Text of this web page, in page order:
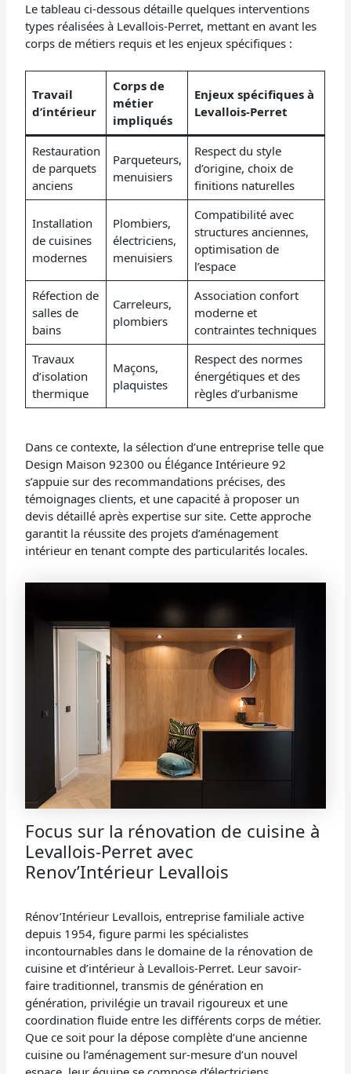
Le tableau ci-dessous détaille quelques interventions
types réalisées à Levallois-Perret, mettant en avant les
corps de métiers requis et les enjeux spécifiques :
Travail
d’intérieur
Corps de
métier
impliqués
Enjeux spécifiques à
Levallois-Perret
Restauration
de parquets
anciens
Parqueteurs,
menuisiers
Respect du style
d’origine, choix de
finitions naturelles
Installation
de cuisines
modernes
Plombiers,
électriciens,
menuisiers
Compatibilité avec
structures anciennes,
optimisation de
l’espace
Réfection de
salles de
bains
Carreleurs,
plombiers
Association confort
moderne et
contraintes techniques
Travaux
d’isolation
thermique
Maçons,
plaquistes
Respect des normes
énergétiques et des
règles d’urbanisme
Dans ce contexte, la sélection d’une entreprise telle que
Design Maison 92300 ou Élégance Intérieure 92
s’appuie sur des recommandations précises, des
témoignages clients, et une capacité à proposer un
devis détaillé après expertise sur site. Cette approche
garantit la réussite des projets d’aménagement
intérieur en tenant compte des particularités locales.
Focus sur la rénovation de cuisine à
Levallois-Perret avec
Renov’Intérieur Levallois
Rénov’Intérieur Levallois, entreprise familiale active
depuis 1954, figure parmi les spécialistes
incontournables dans le domaine de la rénovation de
cuisine et d’intérieur à Levallois-Perret. Leur savoir-
faire traditionnel, transmis de génération en
génération, privilégie un travail rigoureux et une
coordination fluide entre les différents corps de métier.
Que ce soit pour la dépose complète d’une ancienne
cuisine ou l’aménagement sur-mesure d’un nouvel